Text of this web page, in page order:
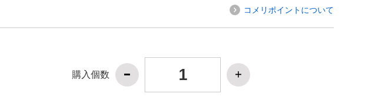
コメリポイントについて
購入個数